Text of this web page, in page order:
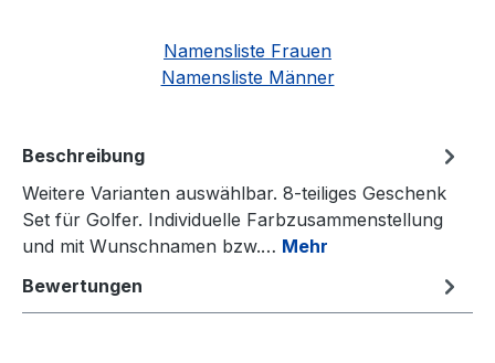
Namensliste Frauen
Namensliste Männer
Beschreibung
Weitere Varianten auswählbar. 8-teiliges Geschenk
Set für Golfer. Individuelle Farbzusammenstellung
und mit Wunschnamen bzw.… Mehr
Bewertungen